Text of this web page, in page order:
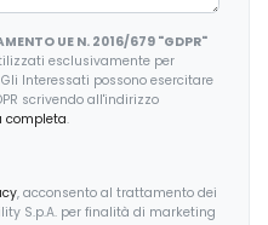
UE N. 2016/679 "GDPR"
esclusivamente per
Interessati possono esercitare
scrivendo all'indirizzo
completa.
, acconsento al trattamento dei
S.p.A. per finalità di marketing